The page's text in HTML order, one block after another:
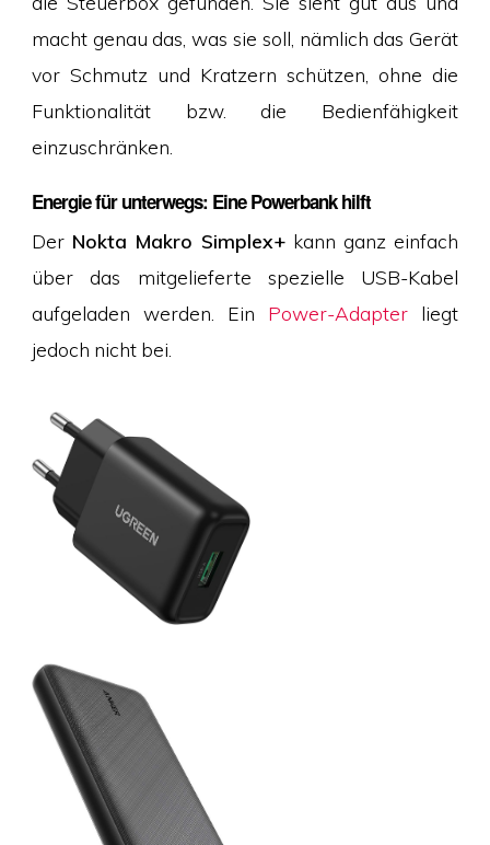
macht genau das, was sie soll, nämlich das Gerät
vor Schmutz und Kratzern schützen, ohne die
Funktionalität bzw. die Bedienfähigkeit
einzuschränken.
Energie für unterwegs: Eine Powerbank hilft
Der Nokta Makro Simplex+ kann ganz einfach
über das mitgelieferte spezielle USB-Kabel
aufgeladen werden. Ein Power-Adapter liegt
jedoch nicht bei.